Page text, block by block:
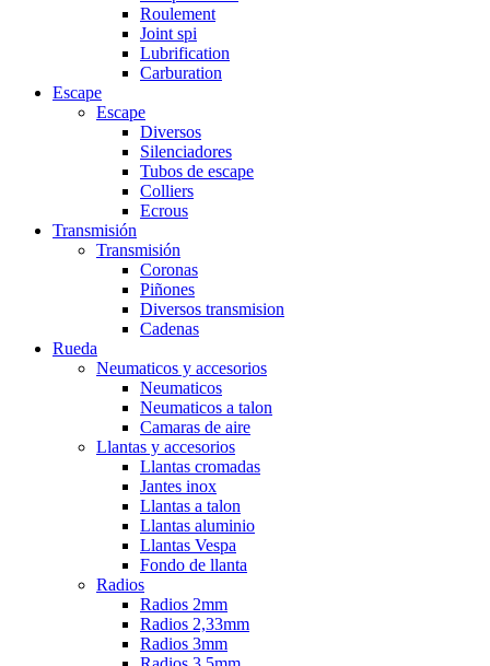
Roulement
Joint spi
Lubrification
Carburation
Escape
Escape
Diversos
Silenciadores
Tubos de escape
Colliers
Ecrous
Transmisión
Transmisión
Coronas
Piñones
Diversos transmision
Cadenas
Rueda
Neumaticos y accesorios
Neumaticos
Neumaticos a talon
Camaras de aire
Llantas y accesorios
Llantas cromadas
Jantes inox
Llantas a talon
Llantas aluminio
Llantas Vespa
Fondo de llanta
Radios
Radios 2mm
Radios 2,33mm
Radios 3mm